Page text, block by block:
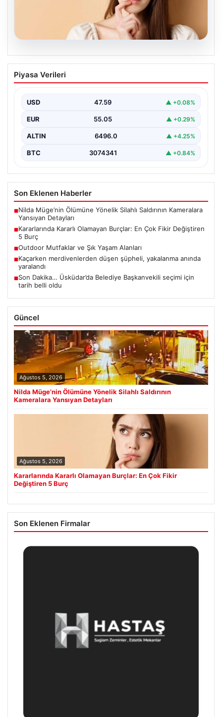
05.08.2026
Kararlarında Kararlı Olamayan Burçlar:
En Çok Fikir Değiştiren 5 Burç
bulunmaktadır ve bunlar günlük yaşamda karar verme…
Piyasa Verileri
USD 47.59 ▲ +0.08%
EUR 55.05 ▲ +0.29%
ALTIN 6496.0 ▲ +4.25%
BTC 3074341 ▲ +0.84%
Son Eklenen Haberler
■Nilda Müge’nin Ölümüne Yönelik Silahlı Saldırının Kameralara
Yansıyan Detayları
■Kararlarında Kararlı Olamayan Burçlar: En Çok Fikir Değiştiren
5 Burç
■Outdoor Mutfaklar ve Şık Yaşam Alanları
■Kaçarken merdivenlerden düşen şüpheli, yakalanma anında
yaralandı
■Son Dakika… Üsküdar’da Belediye Başkanvekili seçimi için
tarih belli oldu
Güncel
Ağustos 5, 2026
Nilda Müge’nin Ölümüne Yönelik Silahlı Saldırının
Kameralara Yansıyan Detayları
Ağustos 5, 2026
Kararlarında Kararlı Olamayan Burçlar: En Çok Fikir
Değiştiren 5 Burç
Son Eklenen Firmalar